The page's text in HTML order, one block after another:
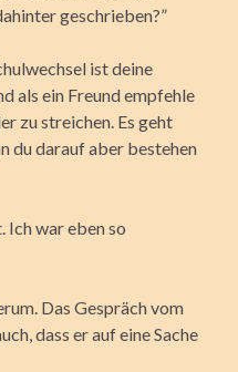
geschrieben?”
ist deine
als ein Freund empfehle
zu streichen. Es geht
du darauf aber bestehen
Ich war eben so
Das Gespräch vom
dass er auf eine Sache